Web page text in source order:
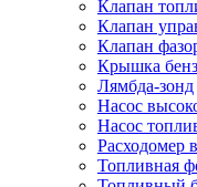
Клапан
Клапан
Клапан
Крышка
Лямбда-зонд
Насос
Насос
Расходомер
Топливная